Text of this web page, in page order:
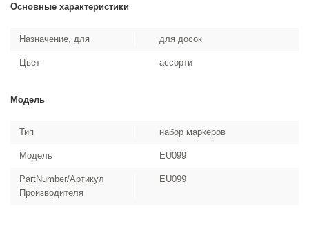
Основные характеристики
Назначение, для для досок
Цвет ассорти
Модель
Тип набор маркеров
Модель EU099
PartNumber/Артикул
Производителя
EU099